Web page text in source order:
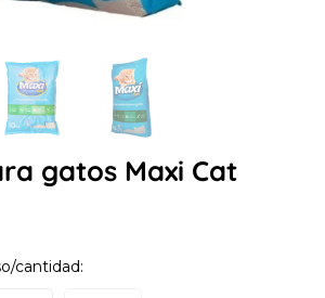
gatos Maxi Cat
cantidad: